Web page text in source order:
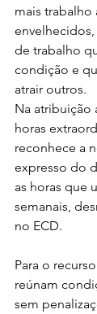
mais trabalho
de trabalho
condição e
atrair outros.
Na atribuição
horas
reconhece a
expresso do
as horas que
semanais,
no ECD.
Para o
reúnam
sem